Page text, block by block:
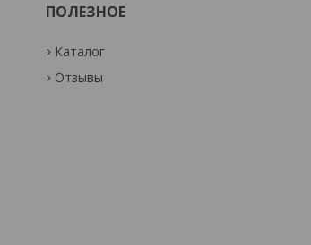
ПОЛЕЗНОЕ
Каталог
Отзывы